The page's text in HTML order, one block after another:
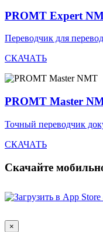
PROMT Expert
Переводчик для
СКАЧАТЬ
PROMT Master
Точный переводчик
СКАЧАТЬ
Скачайте
×